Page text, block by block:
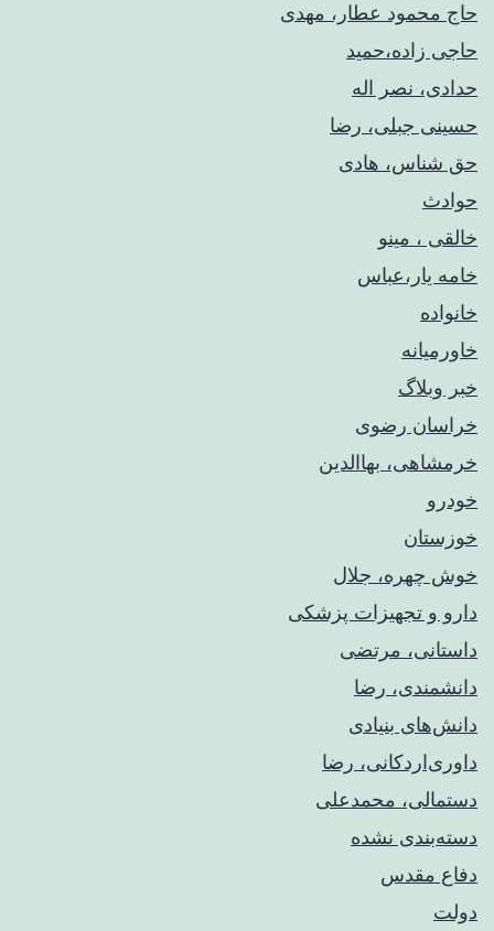
حاج محمود عطار، مهدی
حاجی زاده،حمید
حدادی، نصر اله
حسینی جبلی، رضا
حق شناس، هادی
حوادث
خالقی ، مینو
خامه یار،عباس
خانواده
خاورمیانه
خبر وبلاگ
خراسان رضوی
خرمشاهی، بهاالدین
خودرو
خوزستان
خوش چهره، جلال
دارو و تجهیزات پزشکی
داستانی، مرتضی
دانشمندی، رضا
دانش‌های بنیادی
داوری‌اردکانی، رضا
دستمالی، محمدعلی
دسته‌بندی نشده
دفاع مقدس
دولت